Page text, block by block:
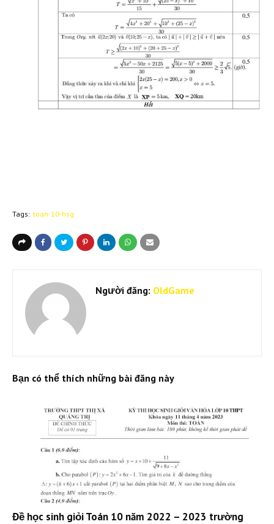
Tags: toan-10-hsg
Người đăng: OldGame
Bạn có thể thích những bài đăng này
Đề học sinh giỏi Toán 10 năm 2022 – 2023 trường